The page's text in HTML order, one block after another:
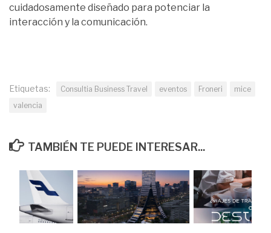
cuidadosamente diseñado para potenciar la
interacción y la comunicación.
Etiquetas: Consultia Business Travel eventos Froneri
mice
valencia
TAMBIÉN TE PUEDE INTERESAR...